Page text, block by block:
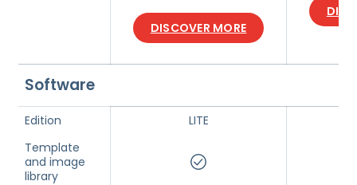
DISCOVER MORE
Software
Edition LITE
Template
and image
library